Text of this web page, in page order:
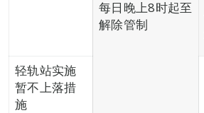
每日晚上8时起至
解除管制
轻轨站实施
暂不上落措
施